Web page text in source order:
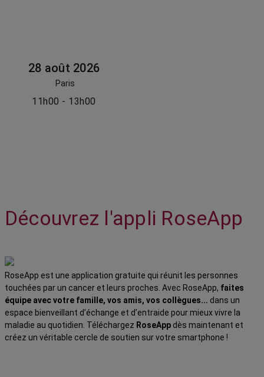
28 août 2026
Paris
11h00 - 13h00
Découvrez l'appli RoseApp
RoseApp est une application gratuite qui réunit les personnes
touchées par un cancer et leurs proches. Avec RoseApp, faites
équipe avec votre famille, vos amis, vos collègues... dans un
espace bienveillant d’échange et d’entraide pour mieux vivre la
maladie au quotidien. Téléchargez RoseApp dès maintenant et
créez un véritable cercle de soutien sur votre smartphone !